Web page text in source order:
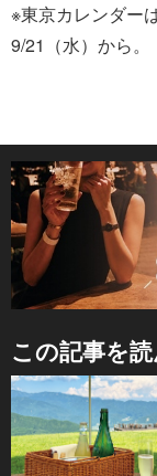
※東京カレンダー
9/21（水）から。
この記事を